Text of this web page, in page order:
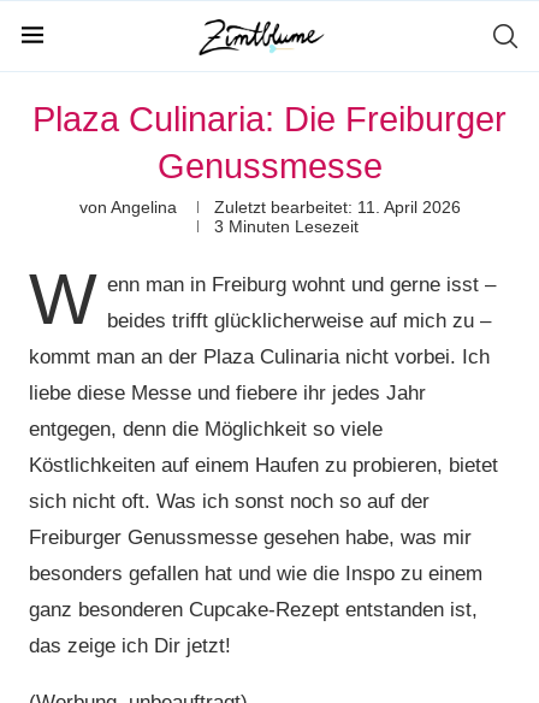
Plaza Culinaria: Die Freiburger
Genussmesse
von Angelina Zuletzt bearbeitet: 11. April 2026
3 Minuten Lesezeit
W enn man in Freiburg wohnt und gerne isst –
beides trifft glücklicherweise auf mich zu –
kommt man an der Plaza Culinaria nicht vorbei. Ich
liebe diese Messe und fiebere ihr jedes Jahr
entgegen, denn die Möglichkeit so viele
Köstlichkeiten auf einem Haufen zu probieren, bietet
sich nicht oft. Was ich sonst noch so auf der
Freiburger Genussmesse gesehen habe, was mir
besonders gefallen hat und wie die Inspo zu einem
ganz besonderen Cupcake-Rezept entstanden ist,
das zeige ich Dir jetzt!